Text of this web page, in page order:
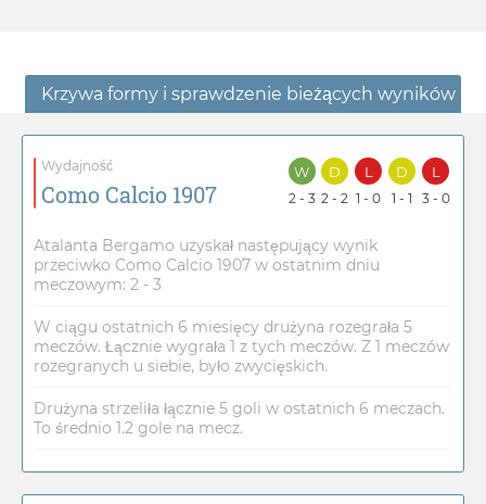
Krzywa formy i sprawdzenie bieżących wyników
Wydajność
Como Calcio 1907
W
2 - 3
D
2 - 2
L
1 - 0
D
1 - 1
L
3 - 0
Atalanta Bergamo uzyskał następujący wynik
przeciwko Como Calcio 1907 w ostatnim dniu
meczowym: 2 - 3
W ciągu ostatnich 6 miesięcy drużyna rozegrała 5
meczów. Łącznie wygrała 1 z tych meczów. Z 1 meczów
rozegranych u siebie, było zwycięskich.
Drużyna strzeliła łącznie 5 goli w ostatnich 6 meczach.
To średnio 1.2 gole na mecz.